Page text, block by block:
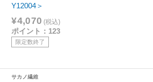
Y12004＞
¥4,070 (税込)
ポイント：123
限定数終了
サカノ繊維